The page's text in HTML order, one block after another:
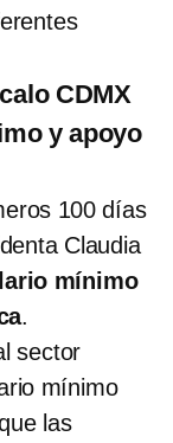
CDMX
y apoyo
100 días
Claudia
mínimo
.
sector
mínimo
las